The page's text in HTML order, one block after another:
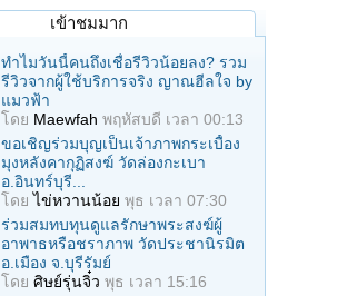
เข้าชมมาก
ทำไมวันนี้คนถึงเชื่อรีวิวน้อยลง? รวม
รีวิวจากผู้ใช้บริการจริง ญาณฮีลใจ by
แมวฟ้า
โดย Maewfah พฤหัสบดี เวลา 00:13
ขอเชิญร่วมบุญเป็นเจ้าภาพกระเบื้อง
มุงหลังคากุฏิสงฆ์ วัดล่องกะเบา
อ.อินทร์บุรี...
โดยไข่หวานน้อย พุธ เวลา 07:30
ร่วมสมทบทุนดูแลรักษาพระสงฆ์ผู้
อาพาธหรือชราภาพ วัดประชานิรมิต
อ.เมือง จ.บุรีรัมย์
โดย ศิษย์รุ่นจิ๋ว พุธ เวลา 15:16